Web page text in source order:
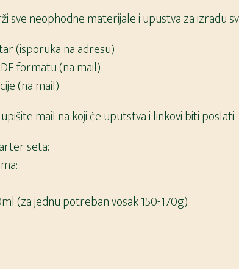
sve neophodne materijale i upustva za izradu
(isporuka na adresu)
formatu (na mail)
(na mail)
mail na koji će uputstva i linkovi biti poslati.
seta:
(za jednu potreban vosak 150-170g)